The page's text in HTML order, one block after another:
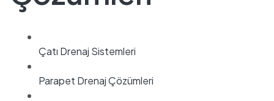
Çatı Drenaj Sistemleri
Parapet Drenaj Çözümleri